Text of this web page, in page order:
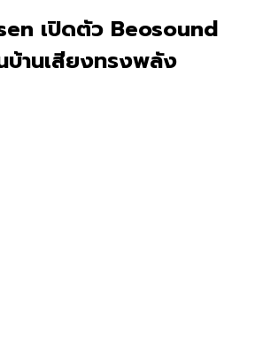
เปิดตัว Beosound
บ้านเสียงทรงพลัง